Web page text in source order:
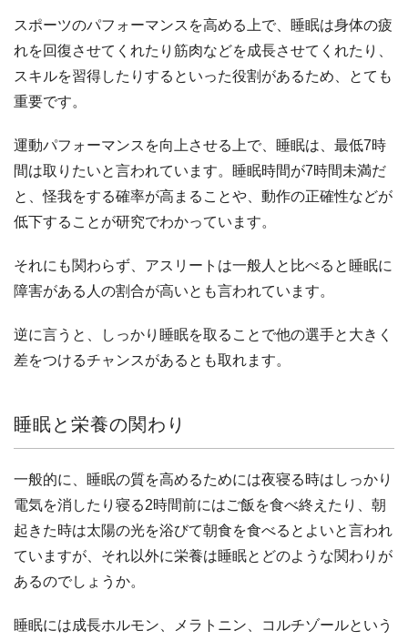
スポーツのパフォーマンスを高める上で、睡眠は身体の疲
れを回復させてくれたり筋肉などを成長させてくれたり、
スキルを習得したりするといった役割があるため、とても
重要です。
運動パフォーマンスを向上させる上で、睡眠は、最低7時
間は取りたいと言われています。睡眠時間が7時間未満だ
と、怪我をする確率が高まることや、動作の正確性などが
低下することが研究でわかっています。
それにも関わらず、アスリートは一般人と比べると睡眠に
障害がある人の割合が高いとも言われています。
逆に言うと、しっかり睡眠を取ることで他の選手と大きく
差をつけるチャンスがあるとも取れます。
睡眠と栄養の関わり
一般的に、睡眠の質を高めるためには夜寝る時はしっかり
電気を消したり寝る2時間前にはご飯を食べ終えたり、朝
起きた時は太陽の光を浴びて朝食を食べるとよいと言われ
ていますが、それ以外に栄養は睡眠とどのような関わりが
あるのでしょうか。
睡眠には成長ホルモン、メラトニン、コルチゾールという